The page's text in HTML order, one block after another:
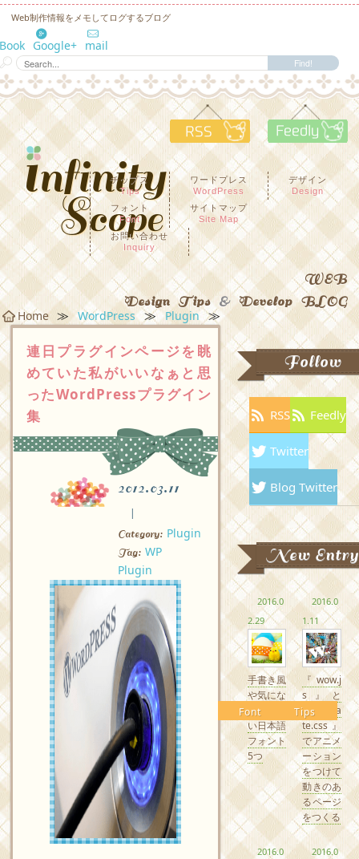
Web制作情報をメモしてログするブログ
Google+ mail
RSS
チップス
Tips
ワードプレス
WordPress
デザイン
Design
フォント
Font
サイトマップ
Site Map
お問い合わせ
Inquiry
WEB
Design Tips & Develop BLOG
Home ≫ WordPress ≫ Plugin ≫
連日プラグインページを眺
めていた私がいいなぁと思
ったWordPressプラグイン
集
2012.03.11
Category: Plugin
Tag: WP
Plugin
Follow
RSS Feedly
Twitter
Blog Twitter
New Entry
2016.0
2.29
Font
手書き風
や気にな
るかわい
い日本語
フォント
5つ
2016.0
1.11
Tips
『wow.j
s』と
『Anima
te.css』
でアニメ
ーション
をつけて
動きのあ
るページ
をつくる
2016.0
2016.0